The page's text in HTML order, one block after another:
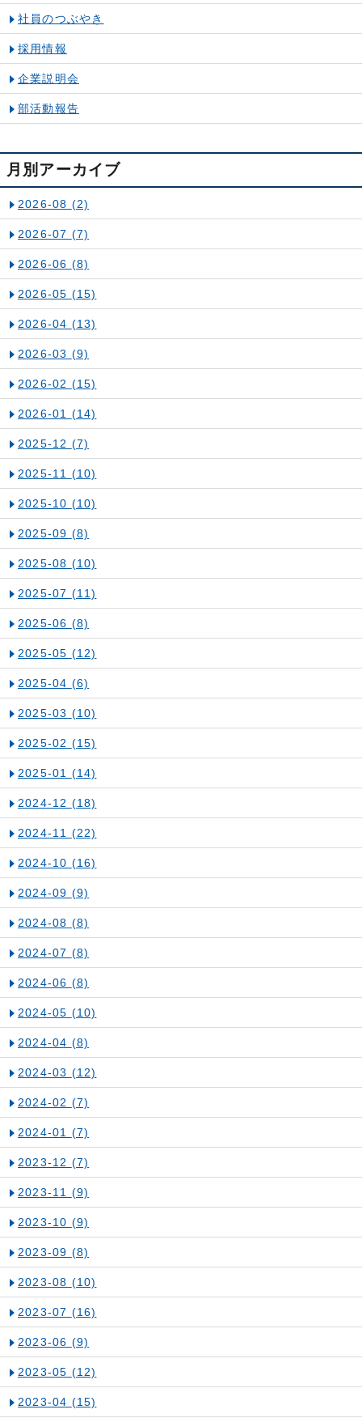
社員のつぶやき
採用情報
企業説明会
部活動報告
月別アーカイブ
2026-08 (2)
2026-07 (7)
2026-06 (8)
2026-05 (15)
2026-04 (13)
2026-03 (9)
2026-02 (15)
2026-01 (14)
2025-12 (7)
2025-11 (10)
2025-10 (10)
2025-09 (8)
2025-08 (10)
2025-07 (11)
2025-06 (8)
2025-05 (12)
2025-04 (6)
2025-03 (10)
2025-02 (15)
2025-01 (14)
2024-12 (18)
2024-11 (22)
2024-10 (16)
2024-09 (9)
2024-08 (8)
2024-07 (8)
2024-06 (8)
2024-05 (10)
2024-04 (8)
2024-03 (12)
2024-02 (7)
2024-01 (7)
2023-12 (7)
2023-11 (9)
2023-10 (9)
2023-09 (8)
2023-08 (10)
2023-07 (16)
2023-06 (9)
2023-05 (12)
2023-04 (15)